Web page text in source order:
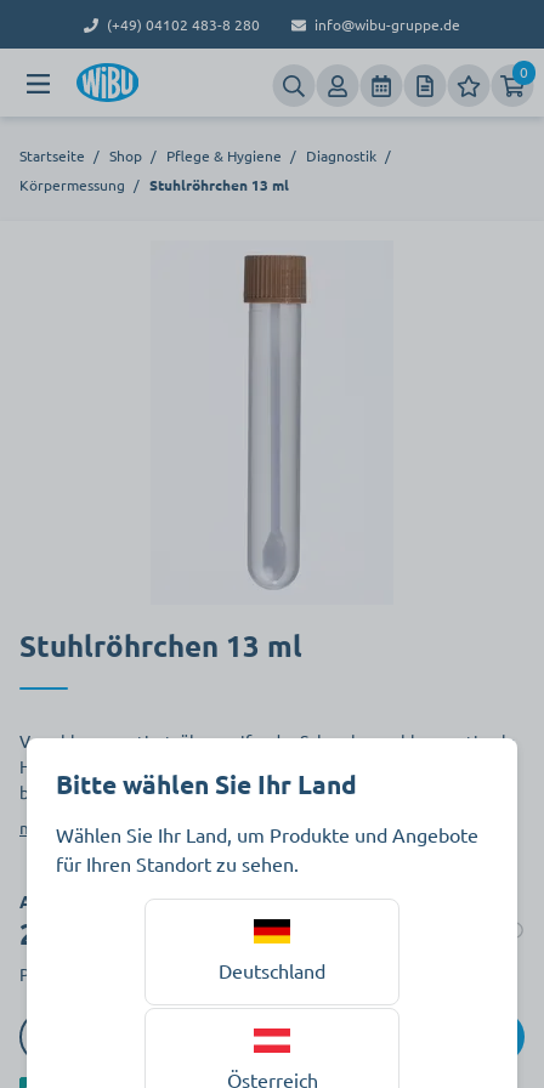
(+49) 04102 483-8 280 info@wibu-gruppe.de
0
Startseite / Shop / Pflege & Hygiene / Diagnostik /
Körpermessung / Stuhlröhrchen 13 ml
Stuhlröhrchen 13 ml
Verschluss montiert, übergreifender Schraubverschluss, optimale
Hygiene beim Öffnen, zuverlässig dicht, weitmündiger Löffel für
bohnengroße Proben.
mehr anzeigen
Art.-Nr. J801409
215,90 €
Packung à 1000 Stück zzgl. MwSt.
In den Warenkorb
Bitte wählen Sie Ihr Land
Wählen Sie Ihr Land, um Produkte und Angebote
für Ihren Standort zu sehen.
Deutschland
Österreich